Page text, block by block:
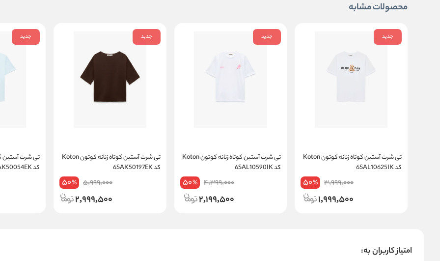
محصولات مشابه
جدید
تی شرت آستین کوتاه زنانه کوتون Koton
کد 6SAL10625IK
3,999,000
50%
1,999,500
جدید
تی شرت آستین کوتاه زنانه کوتون Koton
کد 6SAL10590IK
4,399,000
50%
2,199,500
جدید
تی شرت آستین کوتاه زنانه کوتون Koton
کد 6SAK50197EK
5,999,000
50%
2,999,500
جدید
کد 6SAK50054EK
امتیاز کاربران به: